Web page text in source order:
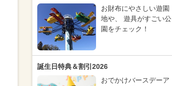
お財布にやさしい遊園
地や、 遊具がすごい公
園をチェック！
誕生日特典＆割引2026
おでかけバースデーア